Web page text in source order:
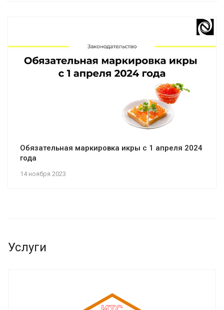
14 ноября 2023
Обязательная маркировка икры с 1 апреля 2024
года
Услуги